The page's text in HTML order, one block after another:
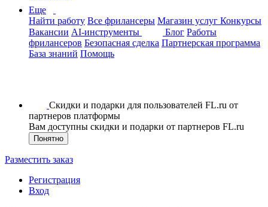
Еще
Найти работу Все фрилансеры Магазин услуг Конкурсы
Вакансии AI-инструменты Блог Работы
фрилансеров Безопасная сделка Партнерская программа
База знаний Помощь
Скидки и подарки для пользователей FL.ru от
партнеров платформы
Вам доступны скидки и подарки от партнеров FL.ru
Понятно
Разместить заказ
Регистрация
Вход